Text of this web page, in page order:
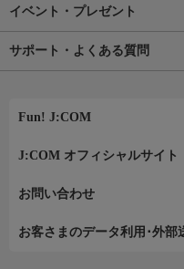
イベント・プレゼント
サポート・よくある質問
Fun! J:COM
J:COM オフィシャルサイト
お問い合わせ
お客さまのデータ利用･外部